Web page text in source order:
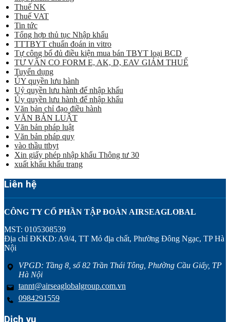
Thuế NK
Thuế VAT
Tin tức
Tổng hợp thủ tục Nhập khẩu
TTTBYT chuẩn đoán in vitro
Tự công bố đủ điều kiện mua bán TBYT loại BCD
TƯ VẤN CO FORM E, AK, D, EAV GIẢM THUẾ
Tuyển dụng
ỦY quyền lưu hành
Uỷ quyền lưu hành để nhập khẩu
Ủy quyền lưu hành để nhập khẩu
Văn bản chỉ đạo điều hành
VĂN BẢN LUẬT
Văn bản pháp luật
Văn bản pháp quy
vào thầu ttbyt
Xin giấy phép nhập khẩu Thông tư 30
xuất khẩu khẩu trang
Liên hệ
CÔNG TY CỔ PHẦN TẬP ĐOÀN AIRSEAGLOBAL
MST: 0105308539
Địa chỉ ĐKKD: A9/4, TT Mỏ địa chất, Phường Đông Ngạc, TP Hà
Nội
VPGD: Tầng 8, số 82 Trần Thái Tông, Phường Cầu Giấy, TP
Hà Nội
tannt@airseaglobalgroup.com.vn
0984291559
Dịch vụ